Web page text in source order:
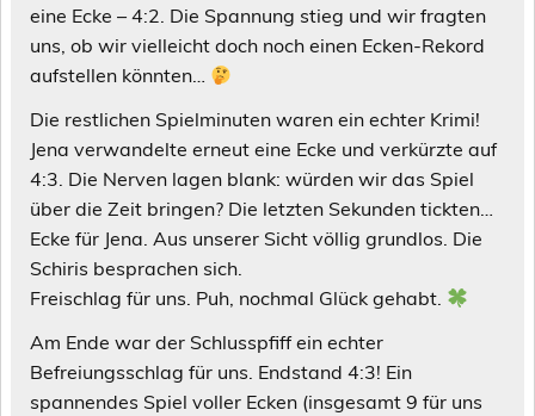
eine Ecke – 4:2. Die Spannung stieg und wir fragten
uns, ob wir vielleicht doch noch einen Ecken-Rekord
aufstellen könnten…
Die restlichen Spielminuten waren ein echter Krimi!
Jena verwandelte erneut eine Ecke und verkürzte auf
4:3. Die Nerven lagen blank: würden wir das Spiel
über die Zeit bringen? Die letzten Sekunden tickten…
Ecke für Jena. Aus unserer Sicht völlig grundlos. Die
Schiris besprachen sich.
Freischlag für uns. Puh, nochmal Glück gehabt.
Am Ende war der Schlusspfiff ein echter
Befreiungsschlag für uns. Endstand 4:3! Ein
spannendes Spiel voller Ecken (insgesamt 9 für uns